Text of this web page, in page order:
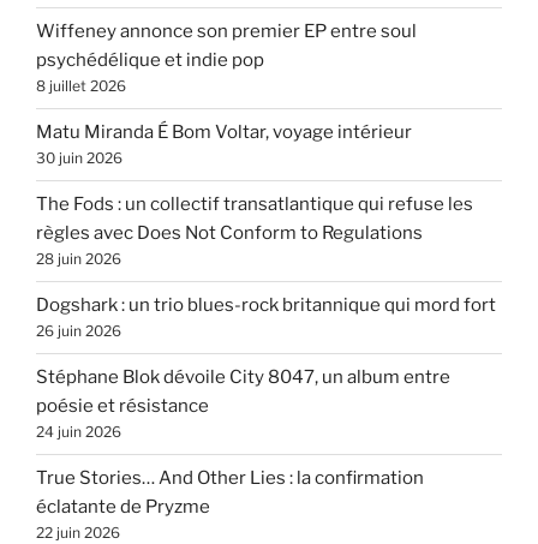
Wiffeney annonce son premier EP entre soul
psychédélique et indie pop
8 juillet 2026
Matu Miranda É Bom Voltar, voyage intérieur
30 juin 2026
The Fods : un collectif transatlantique qui refuse les
règles avec Does Not Conform to Regulations
28 juin 2026
Dogshark : un trio blues-rock britannique qui mord fort
26 juin 2026
Stéphane Blok dévoile City 8047, un album entre
poésie et résistance
24 juin 2026
True Stories… And Other Lies : la confirmation
éclatante de Pryzme
22 juin 2026